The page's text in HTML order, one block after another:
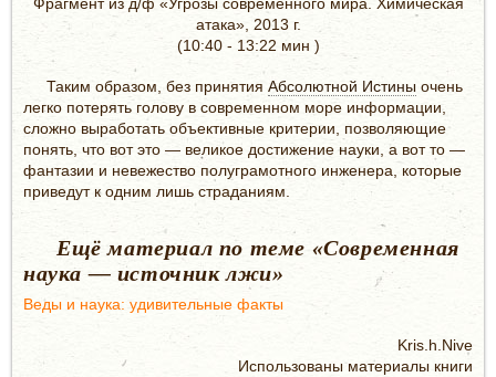
Фрагмент из д/ф «Угрозы современного мира. Химическая
атака», 2013 г.
(10:40 - 13:22 мин )
Таким образом, без принятия Абсолютной Истины очень
легко потерять голову в современном море информации,
сложно выработать объективные критерии, позволяющие
понять, что вот это — великое достижение науки, а вот то —
фантазии и невежество полуграмотного инженера, которые
приведут к одним лишь страданиям.
Ещё материал по теме «Современная
наука — источник лжи»
Веды и наука: удивительные факты
Kris.h.Nive
Использованы материалы книги